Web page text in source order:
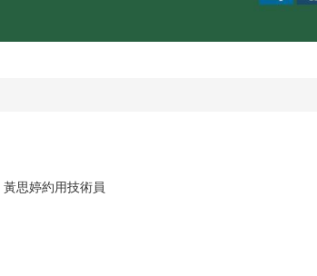
黃思婷約用技術員